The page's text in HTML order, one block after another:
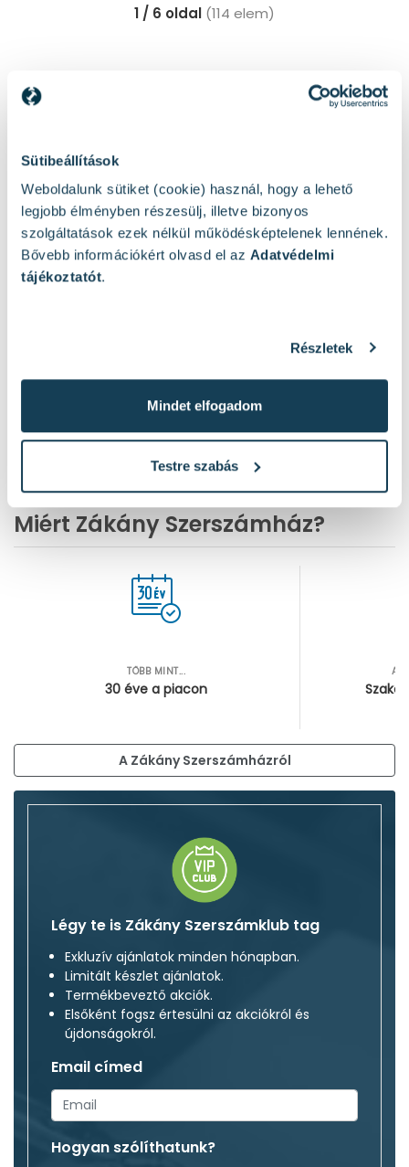
Sütibeállítások
Weboldalunk sütiket (cookie) használ, hogy a lehető
legjobb élményben részesülj, illetve bizonyos
szolgáltatások ezek nélkül működésképtelenek lennének.
Bővebb információkért olvasd el az Adatvédelmi
tájékoztatót.
Részletek
Mindet elfogadom
Testre szabás
1 / 6 oldal (114 elem)
Népszerű termékek
Miért Zákány Szerszámház?
TÖBB MINT...
30 éve a piacon
A Zákány Szerszámházról
Légy te is Zákány Szerszámklub tag
Exkluzív ajánlatok minden hónapban.
Limitált készlet ajánlatok.
Termékbeveztő akciók.
Elsőként fogsz értesülni az akciókról és
újdonságokról.
Email címed
Hogyan szólíthatunk?